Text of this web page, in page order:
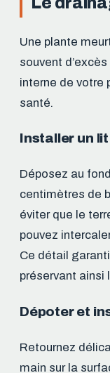
Une plante
souvent
interne de votre
santé.
Installer un
Déposez au
centimètres de
éviter que le
pouvez
Ce détail
préservant ainsi
Dépoter et
Retournez
main sur la